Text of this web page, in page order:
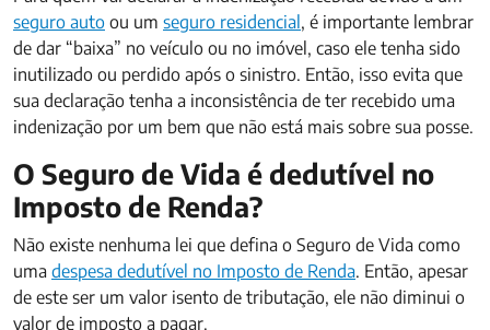
seguro auto ou um seguro residencial , é importante lembrar
de dar “baixa” no veículo ou no imóvel, caso ele tenha sido
inutilizado ou perdido após o sinistro. Então, isso evita que
sua declaração tenha a inconsistência de ter recebido uma
indenização por um bem que não está mais sobre sua posse.
O Seguro de Vida é dedutível no
Imposto de Renda?
Não existe nenhuma lei que defina o Seguro de Vida como
uma despesa dedutível no Imposto de Renda. Então, apesar
de este ser um valor isento de tributação, ele não diminui o
valor de imposto a pagar.